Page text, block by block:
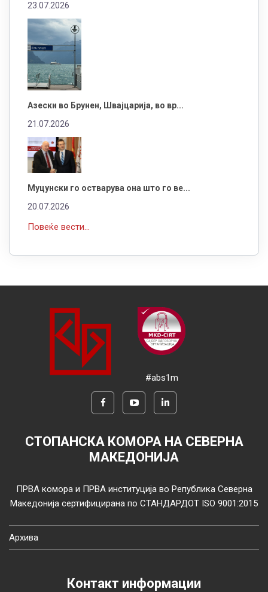
23.07.2026
Азески во Брунен, Швајцарија, во вр...
21.07.2026
Муцунски го остварува она што го ве...
20.07.2026
Повеќе вести...
#abs1m
СТОПАНСКА КОМОРА НА СЕВЕРНА
МАКЕДОНИЈА
ПРВА комора и ПРВА институција во Република Северна
Македонија сертифицирана по СТАНДАРДОТ ISO 9001:2015
Архива
Контакт информации